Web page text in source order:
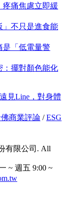
疼痛焦慮立即緩
」不只是進食能
是「低電量警
：擺對顏色能化
見Line，對身體
佛商業評論 /ESG
有限公司. All
~ 週五 9:00 ~